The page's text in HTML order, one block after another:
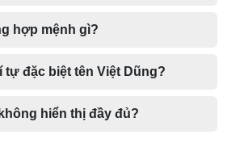
hợp mệnh gì?
tự đặc biệt tên Việt Dũng?
hiển thị đầy đủ?